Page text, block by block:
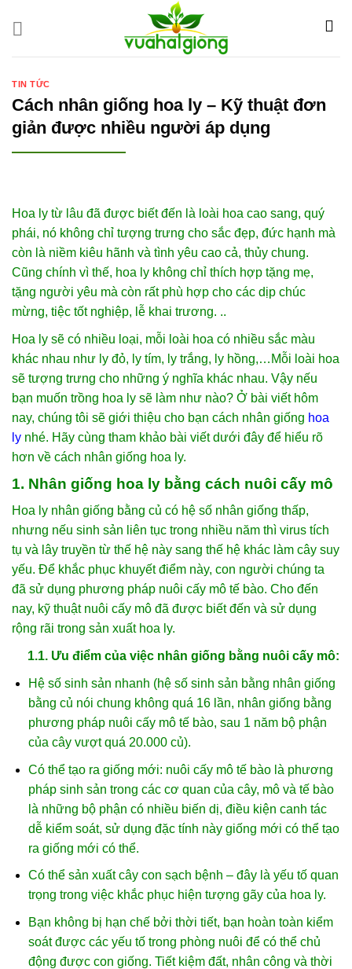
TIN TỨC
Cách nhân giống hoa ly – Kỹ thuật đơn
giản được nhiều người áp dụng
Hoa ly từ lâu đã được biết đến là loài hoa cao sang, quý
phái, nó không chỉ tượng trưng cho sắc đẹp, đức hạnh mà
còn là niềm kiêu hãnh và tình yêu cao cả, thủy chung.
Cũng chính vì thế, hoa ly không chỉ thích hợp tặng mẹ,
tặng người yêu mà còn rất phù hợp cho các dịp chúc
mừng, tiệc tốt nghiệp, lễ khai trương. ..
Hoa ly sẽ có nhiều loại, mỗi loài hoa có nhiều sắc màu
khác nhau như ly đỏ, ly tím, ly trắng, ly hồng,…Mỗi loài hoa
sẽ tượng trưng cho những ý nghĩa khác nhau. Vậy nếu
bạn muốn trồng hoa ly sẽ làm như nào? Ở bài viết hôm
nay, chúng tôi sẽ giới thiệu cho bạn cách nhân giống hoa
ly nhé. Hãy cùng tham khảo bài viết dưới đây để hiểu rõ
hơn về cách nhân giống hoa ly.
1. Nhân giống hoa ly bằng cách nuôi cấy mô
Hoa ly nhân giống bằng củ có hệ số nhân giống thấp,
nhưng nếu sinh sản liên tục trong nhiều năm thì virus tích
tụ và lây truyền từ thế hệ này sang thế hệ khác làm cây suy
yếu. Để khắc phục khuyết điểm này, con người chúng ta
đã sử dụng phương pháp nuôi cấy mô tế bào. Cho đến
nay, kỹ thuật nuôi cấy mô đã được biết đến và sử dụng
rộng rãi trong sản xuất hoa ly.
1.1. Ưu điểm của việc nhân giống bằng nuôi cấy mô:
Hệ số sinh sản nhanh (hệ số sinh sản bằng nhân giống
bằng củ nói chung không quá 16 lần, nhân giống bằng
phương pháp nuôi cấy mô tế bào, sau 1 năm bộ phận
của cây vượt quá 20.000 củ).
Có thể tạo ra giống mới: nuôi cấy mô tế bào là phương
pháp sinh sản trong các cơ quan của cây, mô và tế bào
là những bộ phận có nhiều biến dị, điều kiện canh tác
dễ kiểm soát, sử dụng đặc tính này giống mới có thể tạo
ra giống mới có thể.
Có thể sản xuất cây con sạch bệnh – đây là yếu tố quan
trọng trong việc khắc phục hiện tượng gãy của hoa ly.
Bạn không bị hạn chế bởi thời tiết, bạn hoàn toàn kiểm
soát được các yếu tố trong phòng nuôi để có thể chủ
động được con giống. Tiết kiệm đất, nhân công và thời